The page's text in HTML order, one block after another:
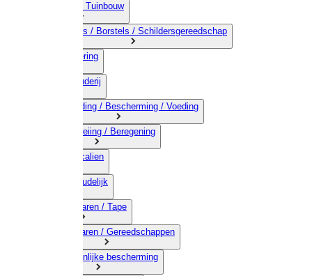
01) Land-& Tuinbouw
02) Bezems / Borstels / Schildersgereedschap
03) Afrastering
04) Veehouderij
05) Bestrijding / Bescherming / Voeding
06) Besproeiing / Beregening
07) Chemicalien
08) Huishoudelijk
09) Touwwaren / Tape
10) IJzerwaren / Gereedschappen
11) Persoonlijke bescherming